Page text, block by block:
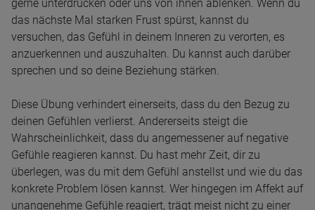
gerne unterdrücken oder uns von ihnen ablenken. Wenn du
das nächste Mal starken Frust spürst, kannst du
versuchen, das Gefühl in deinem Inneren zu verorten, es
anzuerkennen und auszuhalten. Du kannst auch darüber
sprechen und so deine Beziehung stärken.
Diese Übung verhindert einerseits, dass du den Bezug zu
deinen Gefühlen verlierst. Andererseits steigt die
Wahrscheinlichkeit, dass du angemessener auf negative
Gefühle reagieren kannst. Du hast mehr Zeit, dir zu
überlegen, was du mit dem Gefühl anstellst und wie du das
konkrete Problem lösen kannst. Wer hingegen im Affekt auf
unangenehme Gefühle reagiert, trägt meist nicht zu einer